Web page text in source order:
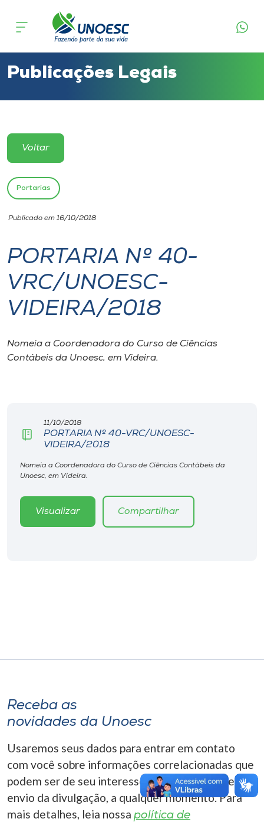
Cursos
Atendimento ao Estudante
Portal de Ensino
Unoesc
Internacionalização
I.nova
Cultura
Biblioteca
Editora
Rádio
A+
Publicações Legais
Voltar
Portarias
Publicado em 16/10/2018
PORTARIA Nº 40-
VRC/UNOESC-
VIDEIRA/2018
Nomeia a Coordenadora do Curso de Ciências
Contábeis da Unoesc, em Videira.
11/10/2018
PORTARIA Nº 40-VRC/UNOESC-
VIDEIRA/2018
Nomeia a Coordenadora do Curso de Ciências Contábeis da
Unoesc, em Videira.
Visualizar Compartilhar
Receba as
novidades da Unoesc
Usaremos seus dados para entrar em contato
com você sobre informações correlacionadas que
podem ser de seu interesse. Você pode cancelar o
envio da divulgação, a qualquer momento. Para
mais detalhes, leia nossa política de